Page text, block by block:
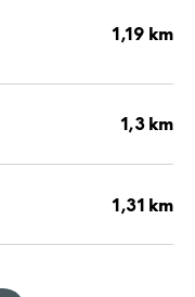
1,19 km
1,3 km
1,31 km